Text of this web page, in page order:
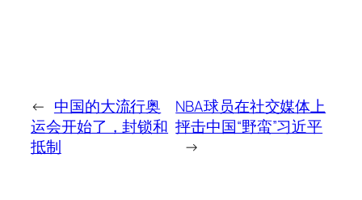
← 中国的大流行奥
运会开始了，封锁和
抵制
NBA球员在社交媒体上
抨击中国“野蛮”习近平
→